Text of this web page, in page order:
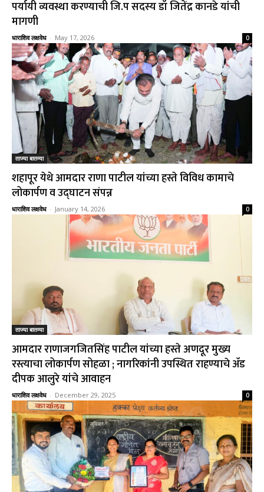
पर्यायी व्यवस्था करण्याची जि.प सदस्य डॉ जितेंद्र कानडे यांची
मागणी
धाराशिव लक्षवेध - May 17, 2026 0
ताज्या बातम्या
शहापूर येथे आमदार राणा पाटील यांच्या हस्ते विविध कामाचे
लोकार्पण व उद्घाटन संपन्न
धाराशिव लक्षवेध - January 14, 2026 0
ताज्या बातम्या
आमदार राणाजगजितसिंह पाटील यांच्या हस्ते अणदूर मुख्य
रस्त्याचा लोकार्पण सोहळा ; नागरिकांनी उपस्थित राहण्याचे ॲड
दीपक आलुरे यांचे आवाहन
धाराशिव लक्षवेध - December 29, 2025 0